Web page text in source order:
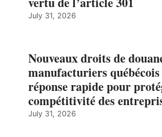
July 31, 2026
Nouveaux droits de
manufacturiers
réponse rapide pour
compétitivité des
July 31, 2026